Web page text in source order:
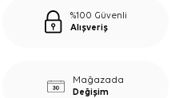
%100 Güvenli
Alışveriş
Mağazada
Değişim